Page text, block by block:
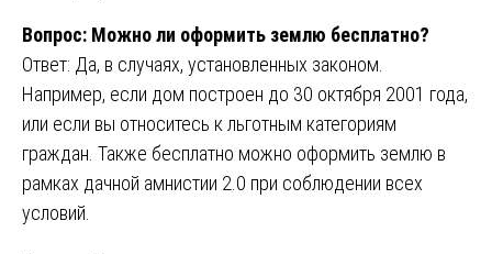
Вопрос: Можно ли оформить землю бесплатно?
Ответ: Да, в случаях, установленных законом.
Например, если дом построен до 30 октября 2001 года,
или если вы относитесь к льготным категориям
граждан. Также бесплатно можно оформить землю в
рамках дачной амнистии 2.0 при соблюдении всех
условий.